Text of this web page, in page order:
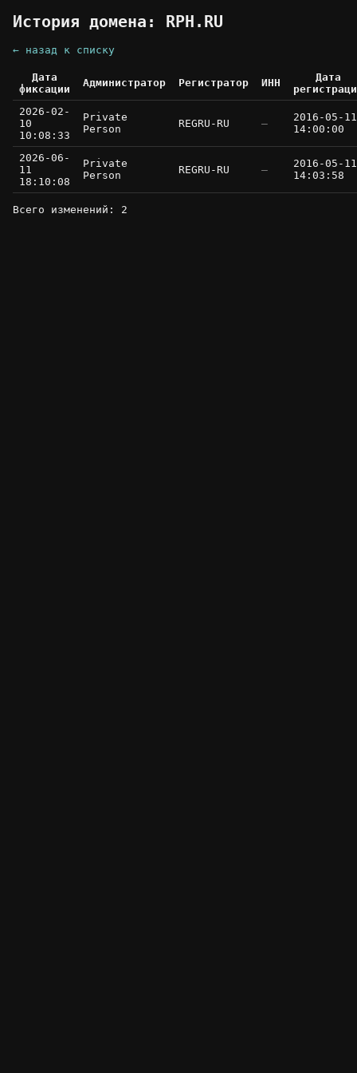
История домена: RPH.RU
← назад к списку
Дата
фиксации
Администратор Регистратор ИНН
Дата
2026-02-
10
10:08:33
Private
Person
REGRU-RU —
2016-05-11
14:00:00
2026-06-
11
18:10:08
Private
Person
REGRU-RU —
2016-05-11
14:03:58
Всего изменений: 2